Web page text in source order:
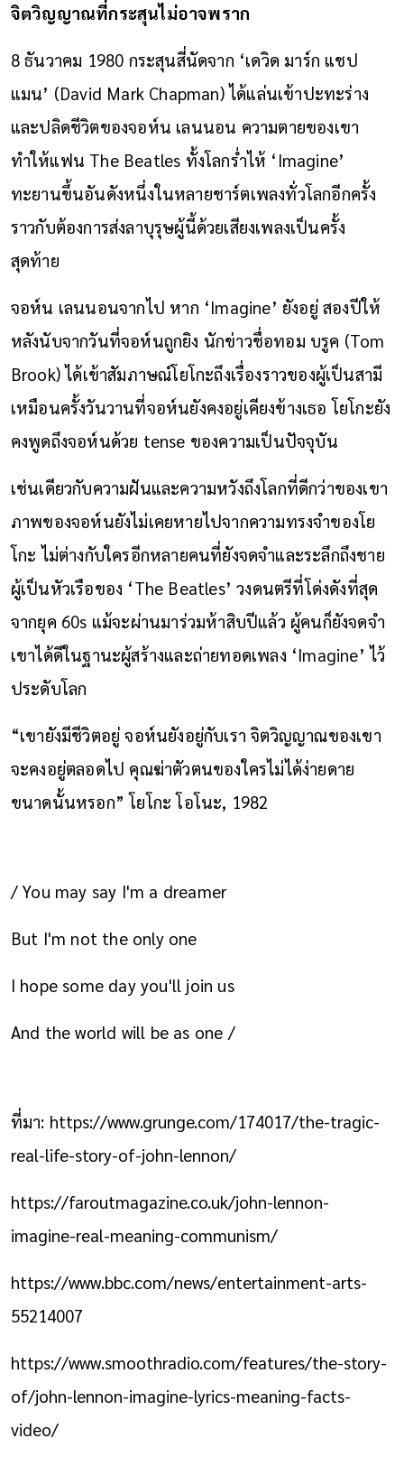
จิตวิญญาณที่กระสุนไม่อาจพราก
8 ธันวาคม 1980 กระสุนสี่นัดจาก ‘เดวิด มาร์ก แชป
แมน’ (David Mark Chapman) ได้แล่นเข้าปะทะร่าง
และปลิดชีวิตของจอห์น เลนนอน ความตายของเขา
ทำให้แฟน The Beatles ทั้งโลกร่ำไห้ ‘Imagine’
ทะยานขึ้นอันดังหนึ่งในหลายชาร์ตเพลงทั่วโลกอีกครั้ง
ราวกับต้องการส่งลาบุรุษผู้นี้ด้วยเสียงเพลงเป็นครั้ง
สุดท้าย
จอห์น เลนนอนจากไป หาก ‘Imagine’ ยังอยู่ สองปีให้
หลังนับจากวันที่จอห์นถูกยิง นักข่าวชื่อทอม บรูค (Tom
Brook) ได้เข้าสัมภาษณ์โยโกะถึงเรื่องราวของผู้เป็นสามี
เหมือนครั้งวันวานที่จอห์นยังคงอยู่เคียงข้างเธอ โยโกะยัง
คงพูดถึงจอห์นด้วย tense ของความเป็นปัจจุบัน
เช่นเดียวกับความฝันและความหวังถึงโลกที่ดีกว่าของเขา
ภาพของจอห์นยังไม่เคยหายไปจากความทรงจำของโย
โกะ ไม่ต่างกับใครอีกหลายคนที่ยังจดจำและระลึกถึงชาย
ผู้เป็นหัวเรือของ ‘The Beatles’ วงดนตรีที่โด่งดังที่สุด
จากยุค 60s แม้จะผ่านมาร่วมห้าสิบปีแล้ว ผู้คนก็ยังจดจำ
เขาได้ดีในฐานะผู้สร้างและถ่ายทอดเพลง ‘Imagine’ ไว้
ประดับโลก
“เขายังมีชีวิตอยู่ จอห์นยังอยู่กับเรา จิตวิญญาณของเขา
จะคงอยู่ตลอดไป คุณฆ่าตัวตนของใครไม่ได้ง่ายดาย
ขนาดนั้นหรอก” โยโกะ โอโนะ, 1982
/ You may say I'm a dreamer
But I'm not the only one
I hope some day you'll join us
And the world will be as one /
ที่มา: https://www.grunge.com/174017/the-tragic-
real-life-story-of-john-lennon/
https://faroutmagazine.co.uk/john-lennon-
imagine-real-meaning-communism/
https://www.bbc.com/news/entertainment-arts-
55214007
https://www.smoothradio.com/features/the-story-
of/john-lennon-imagine-lyrics-meaning-facts-
video/